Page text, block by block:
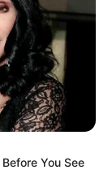
You See